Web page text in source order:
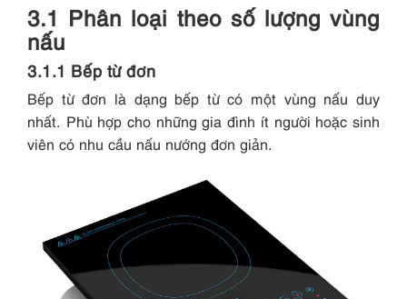
3.1 Phân loại theo số lượng vùng
nấu
3.1.1 Bếp từ đơn
Bếp từ đơn là dạng bếp từ có một vùng nấu duy
nhất. Phù hợp cho những gia đình ít người hoặc sinh
viên có nhu cầu nấu nướng đơn giản.